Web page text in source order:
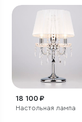
18 100 ₽
Настольная лампа